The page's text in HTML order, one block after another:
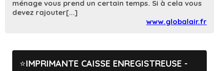
ménage vous prend un certain temps. Si à cela vous
devez rajouter[...]
www.globalair.fr
IMPRIMANTE CAISSE ENREGISTREUSE -